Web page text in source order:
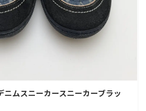
ニムスニーカースニーカーブラッ